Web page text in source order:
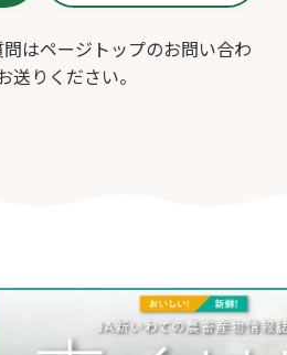
はページトップのお問い合わ
送りください。